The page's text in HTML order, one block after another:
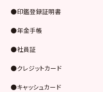
●印鑑登録証明書
●年金手帳
●社員証
●クレジットカード
●キャッシュカード